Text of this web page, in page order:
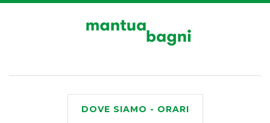
DOVE SIAMO - ORARI